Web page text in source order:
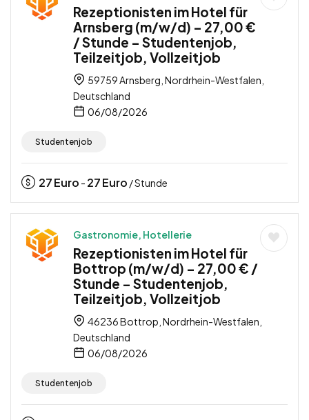
Rezeptionisten im Hotel für
Arnsberg (m/w/d) – 27,00 €
/ Stunde – Studentenjob,
Teilzeitjob, Vollzeitjob
59759 Arnsberg, Nordrhein-Westfalen,
Deutschland
06/08/2026
Studentenjob
27Euro - 27Euro / Stunde
Gastronomie, Hotellerie
Rezeptionisten im Hotel für
Bottrop (m/w/d) – 27,00 € /
Stunde – Studentenjob,
Teilzeitjob, Vollzeitjob
46236 Bottrop, Nordrhein-Westfalen,
Deutschland
06/08/2026
Studentenjob